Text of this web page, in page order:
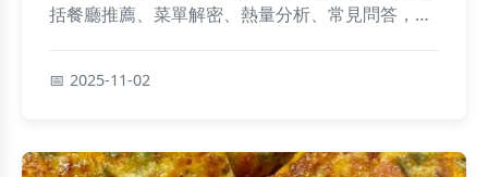
括餐廳推薦、菜單解密、熱量分析、常見問答，讓
2025-11-02